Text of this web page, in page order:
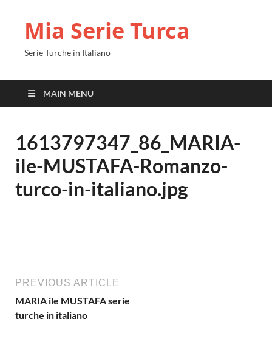
Mia Serie Turca
Serie Turche in Italiano
MAIN MENU
1613797347_86_MARIA-
ile-MUSTAFA-Romanzo-
turco-in-italiano.jpg
PREVIOUS ARTICLE
MARIA ile MUSTAFA serie
turche in italiano